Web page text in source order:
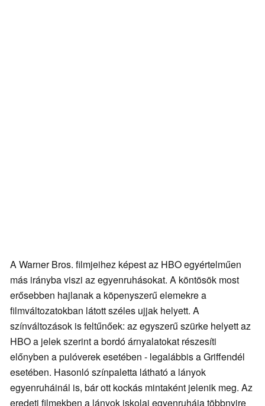
A Warner Bros. filmjeihez képest az HBO egyértelműen
más irányba viszi az egyenruhásokat. A köntösök most
erősebben hajlanak a köpenyszerű elemekre a
filmváltozatokban látott széles ujjak helyett. A
színváltozások is feltűnőek: az egyszerű szürke helyett az
HBO a jelek szerint a bordó árnyalatokat részesíti
előnyben a pulóverek esetében - legalábbis a Griffendél
esetében. Hasonló színpaletta látható a lányok
egyenruháinál is, bár ott kockás mintaként jelenik meg. Az
eredeti filmekben a lányok iskolai egyenruhája többnyire